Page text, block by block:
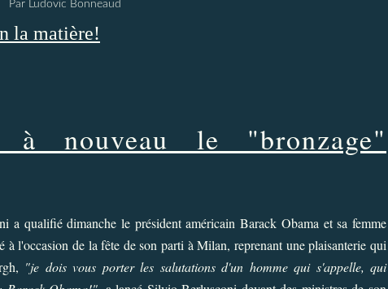
Par Ludovic Bonneaud
la matière!
à nouveau le "bronzage"
a qualifié dimanche le président américainBarack Obamaet sa femme
à l'occasion de la fête de son parti à Milan, reprenant une plaisanterie qui
"je dois vous porter les salutations d'un homme qui s'appelle, qui